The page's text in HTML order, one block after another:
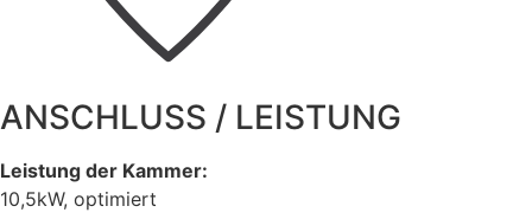
ANSCHLUSS / LEISTUNG
Leistung der Kammer:
10,5kW, optimiert